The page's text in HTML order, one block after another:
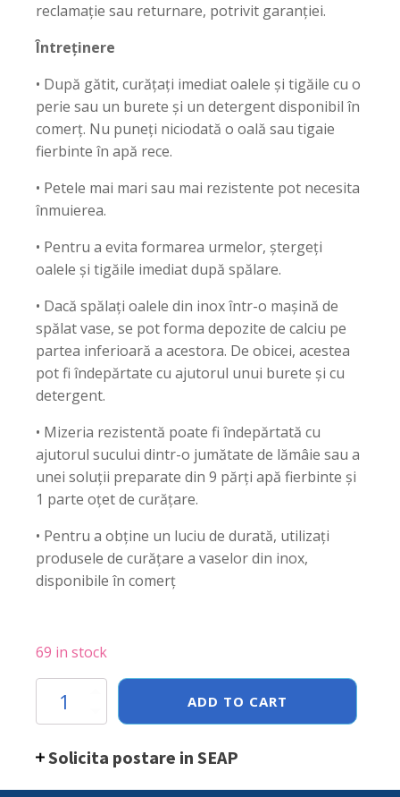
reclamație sau returnare, potrivit garanției.
Întreținere
• După gătit, curățați imediat oalele și tigăile cu o
perie sau un burete și un detergent disponibil în
comerț. Nu puneți niciodată o oală sau tigaie
fierbinte în apă rece.
• Petele mai mari sau mai rezistente pot necesita
înmuierea.
• Pentru a evita formarea urmelor, ștergeți
oalele și tigăile imediat după spălare.
• Dacă spălați oalele din inox într-o mașină de
spălat vase, se pot forma depozite de calciu pe
partea inferioară a acestora. De obicei, acestea
pot fi îndepărtate cu ajutorul unui burete și cu
detergent.
• Mizeria rezistentă poate fi îndepărtată cu
ajutorul sucului dintr-o jumătate de lămâie sau a
unei soluții preparate din 9 părți apă fierbinte și
1 parte oțet de curățare.
• Pentru a obține un luciu de durată, utilizați
produsele de curățare a vaselor din inox,
disponibile în comerț
69 in stock
cu
7.4
ADD TO CART
Solicita postare in SEAP